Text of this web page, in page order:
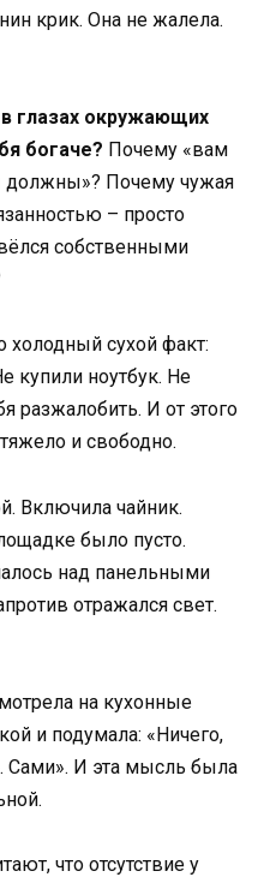
крик. Она не жалела.
глазах окружающих
богаче? Почему «вам
должны»? Почему чужая
– просто
собственными
холодный сухой факт:
купили ноутбук. Не
разжалобить. И от этого
и свободно.
Включила чайник.
было пусто.
над панельными
отражался свет.
на кухонные
и подумала: «Ничего,
Сами». И эта мысль была
что отсутствие у